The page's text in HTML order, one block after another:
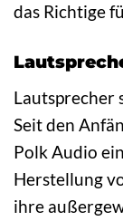
das Richtige
Lautsprecher
Seit den
Polk Audio
Herstellung
ihre